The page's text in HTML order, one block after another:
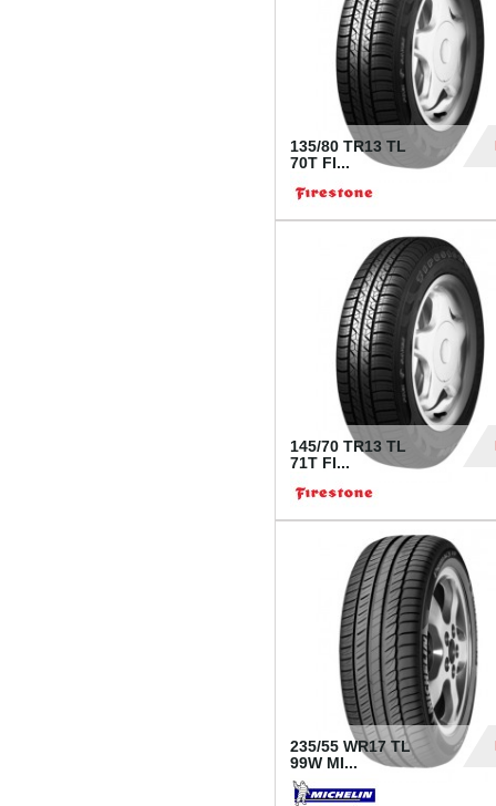
135/80 TR13 TL
70T FI...
145/70 TR13 TL
71T FI...
235/55 WR17 TL
99W MI...